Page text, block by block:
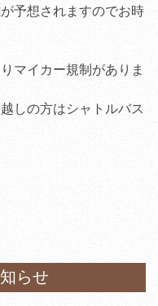
予想されますのでお時
イカー規制がありま
の方はシャトルバス
らせ